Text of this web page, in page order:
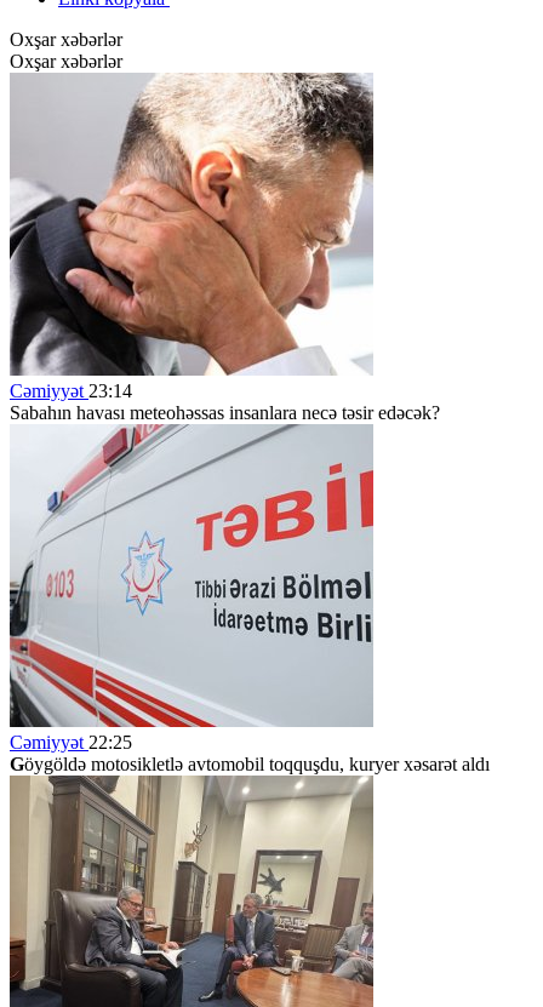
Oxşar xəbərlər
Oxşar xəbərlər
Cəmiyyət 23:14
Sabahın havası meteohəssas insanlara necə təsir edəcək?
Cəmiyyət 22:25
Göygöldə motosikletlə avtomobil toqquşdu, kuryer xəsarət aldı